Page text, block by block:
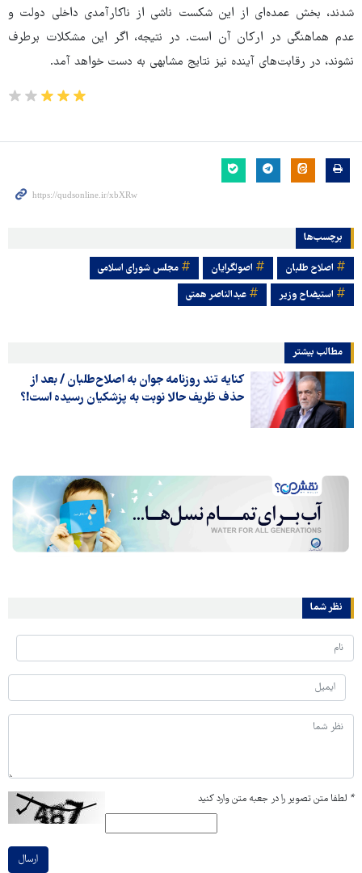
شدند، بخش عمده‌ای از این شکست ناشی از ناکارآمدی داخلی دولت و
عدم هماهنگی در ارکان آن است. در نتیجه، اگر این مشکلات برطرف
نشوند، در رقابت‌های آینده نیز نتایج مشابهی به دست خواهد آمد.
برچسب‌ها
اصلاح طلبان اصولگرایان
مجلس شورای اسلامی
استیضاح وزیر
عبدالناصر همتی
مطالب بیشتر
کنایه تند روزنامه جوان به اصلاح‌طلبان / بعد از
حذف ظریف حالا نوبت به پزشکیان رسیده است!؟
نظر شما
* لطفا متن تصویر را در جعبه متن وارد کنید
ارسال